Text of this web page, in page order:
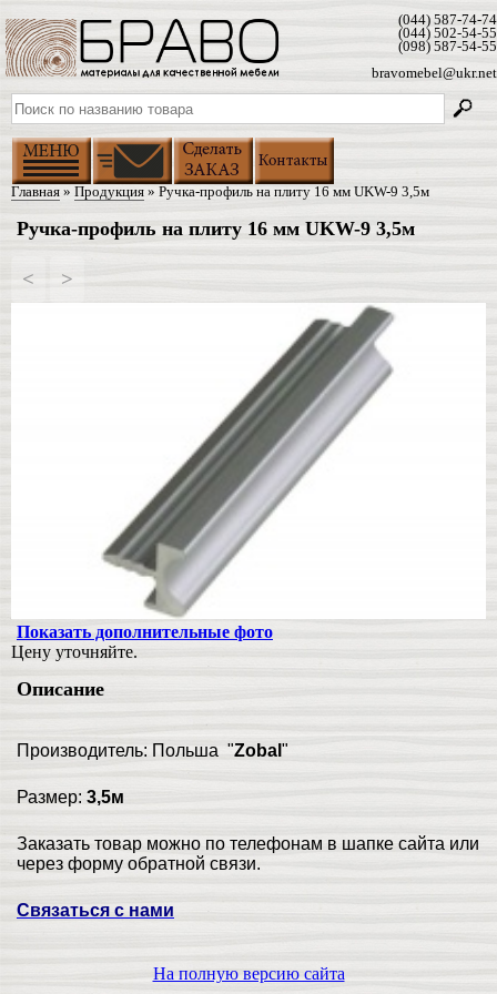
(044) 587-74-74
(044) 502-54-55
(098) 587-54-55
bravomebel@ukr.net
Главная » Продукция » Ручка-профиль на плиту 16 мм UKW-9 3,5м
Ручка-профиль на плиту 16 мм UKW-9 3,5м
< >
Показать дополнительные фото
Цену уточняйте.
Описание
Производитель: Польша "Zobal "
Размер: 3,5м
Заказать товар можно по телефонам в шапке сайта или
через форму обратной связи.
Связаться с нами
На полную версию сайта